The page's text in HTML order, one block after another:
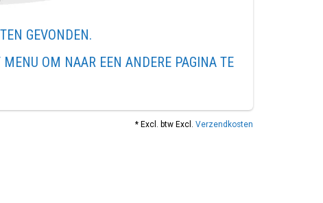
GEVONDEN.
OM NAAR EEN ANDERE PAGINA TE
* Excl. btw Excl. Verzendkosten